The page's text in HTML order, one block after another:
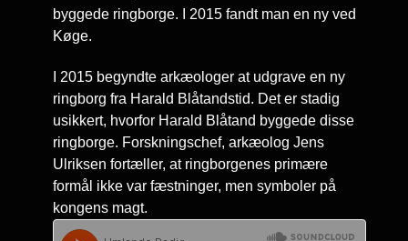
byggede ringborge. I 2015 fandt man en ny ved
Køge.
I 2015 begyndte arkæologer at udgrave en ny
ringborg fra Harald Blåtandstid. Det er stadig
usikkert, hvorfor Harald Blåtand byggede disse
ringborge. Forskningschef, arkæolog Jens
Ulriksen fortæller, at ringborgenes primære
formål ikke var fæstninger, men symboler på
kongens magt.